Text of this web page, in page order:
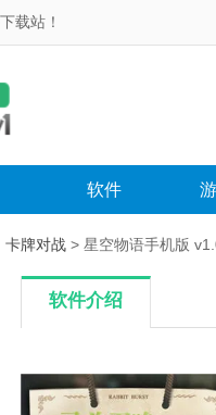
载站！
软件
卡牌对战 > 星空物语手机版
软件介绍